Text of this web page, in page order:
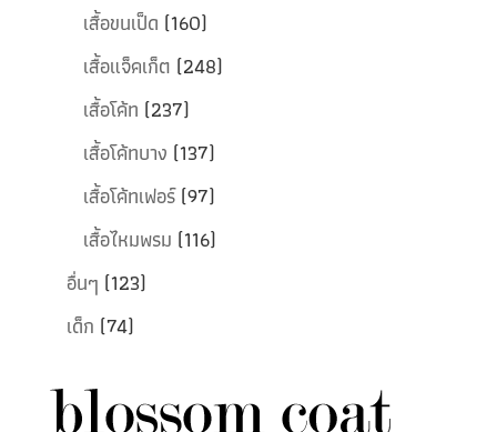
เสื้อขนเป็ด (160)
เสื้อแจ็คเก็ต (248)
เสื้อโค้ท (237)
เสื้อโค้ทบาง (137)
เสื้อโค้ทเฟอร์ (97)
เสื้อไหมพรม (116)
อื่นๆ (123)
เด็ก (74)